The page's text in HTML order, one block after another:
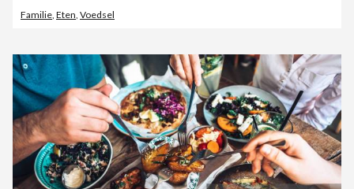
Familie, Eten, Voedsel